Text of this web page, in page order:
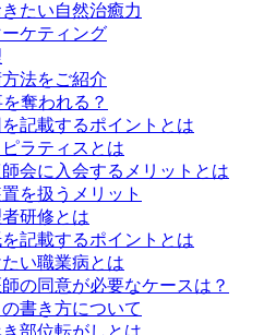
たい自然治癒力
ケティング
法をご紹介
奪われる？
記載するポイントとは
ラティスとは
会に入会するメリットとは
を扱うメリット
研修とは
記載するポイントとは
い職業病とは
の同意が必要なケースは？
書き方について